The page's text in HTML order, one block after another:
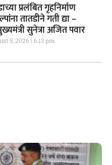
प्रलंबित गृहनिर्माण
तातडीने गती द्या –
सुनेत्रा अजित पवार
5, 2026 6:13 pm